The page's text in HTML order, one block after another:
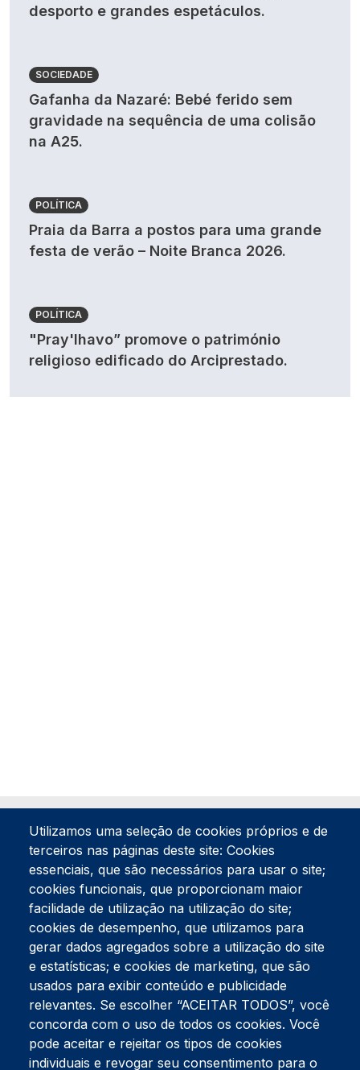
desporto e grandes espetáculos.
SOCIEDADE
Gafanha da Nazaré: Bebé ferido sem
gravidade na sequência de uma colisão
na A25.
POLÍTICA
Praia da Barra a postos para uma grande
festa de verão – Noite Branca 2026.
POLÍTICA
"Pray'lhavo” promove o património
religioso edificado do Arciprestado.
Tel:234 390 100Fax:234 390 100
Endereço Postal
Apartado 42
Rua Gil Eanes 31
3834-908 Gafanha da Nazaré
Estúdios
Rua Prior Guerra
Edifício do Centro Cultural da Gafanha da Nazaré
Utilizamos uma seleção de cookies próprios e de
terceiros nas páginas deste site: Cookies
essenciais, que são necessários para usar o site;
cookies funcionais, que proporcionam maior
facilidade de utilização na utilização do site;
cookies de desempenho, que utilizamos para
gerar dados agregados sobre a utilização do site
e estatísticas; e cookies de marketing, que são
usados para exibir conteúdo e publicidade
relevantes. Se escolher “ACEITAR TODOS”, você
concorda com o uso de todos os cookies. Você
pode aceitar e rejeitar os tipos de cookies
individuais e revogar seu consentimento para o